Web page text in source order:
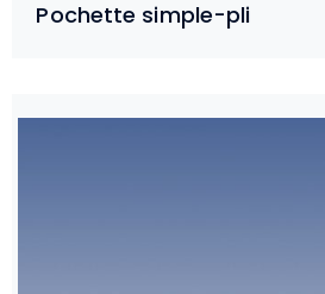
Pochette simple-pli